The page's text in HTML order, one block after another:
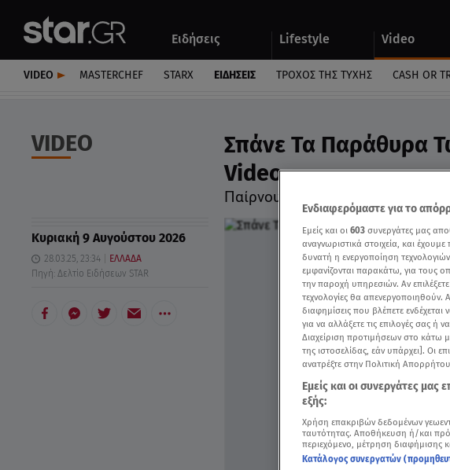
Ειδήσεις Lifestyle Video
Αυτοκίνητο
VIDEO MASTERCHEF STARX ΕΙΔΉΣΕΙΣ ΤΡΟΧΌΣ ΤΗΣ ΤΎΧΗΣ CASH OR
VIDEO
Σπάνε Τα Παράθυρα
Video
Παίρνουν κινητά και τάμπλετ
Κυριακή 9 Αυγούστου 2026
28.03.25, 23:34
ΕΛΛΑΔΑ
Πηγή: Δελτίο Ειδήσεων STAR
Ενδιαφερόμαστε για το
Εμείς και οι 603 συνεργάτες μας
αναγνωριστικά στοιχεία, και
δυνατή η ενεργοποίηση
εμφανίζονται παρακάτω, για τους
την παροχή υπηρεσιών. Αν
τεχνολογίες θα απενεργοποιηθούν.
διαφημίσεις που βλέπετε
για να αλλάξετε τις επιλογές σας
Διαχείριση προτιμήσεων στο κάτω
της ιστοσελίδας, εάν υπάρχει]. Οι
ανατρέξτε στην Πολιτική
Εμείς και οι συνεργάτες
εξής:
Χρήση επακριβών δεδομένων
ταυτότητας. Αποθήκευση ή/και
περιεχόμενο, μέτρηση διαφήμισης
Κατάλογος συνεργατών